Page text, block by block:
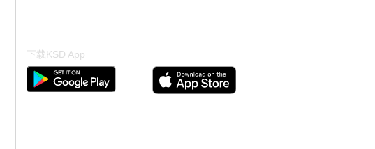
下载KSD App